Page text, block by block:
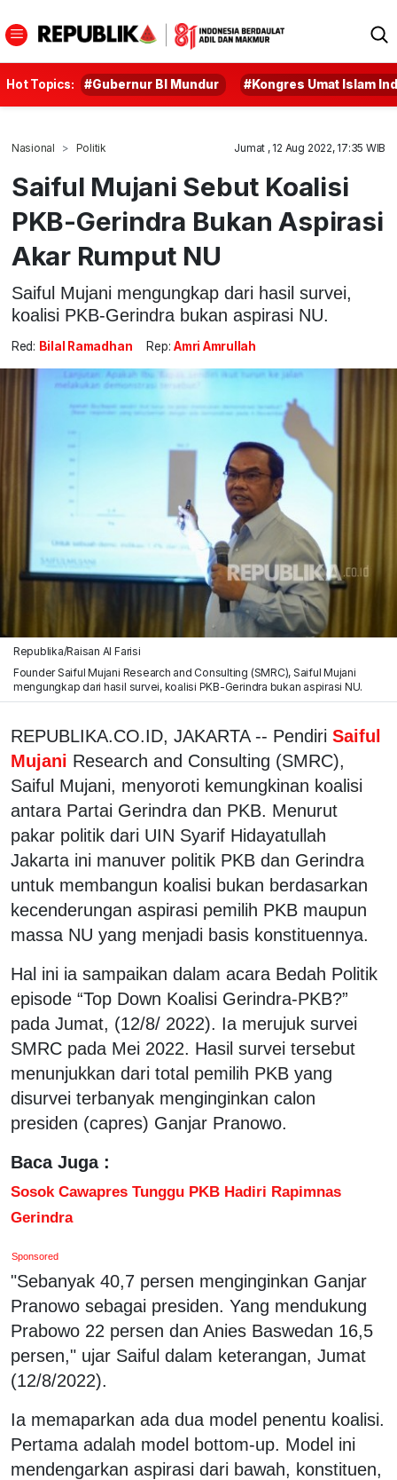
Hot Topics: #Gubernur BI Mundur #Kongres Umat Islam
Nasional Politik Jumat , 12 Aug 2022, 17:35 WIB
Saiful Mujani Sebut Koalisi
PKB-Gerindra Bukan Aspirasi
Akar Rumput NU
Saiful Mujani mengungkap dari hasil survei,
koalisi PKB-Gerindra bukan aspirasi NU.
Red: Bilal Ramadhan Rep: Amri Amrullah
Republika/Raisan Al Farisi
Founder Saiful Mujani Research and Consulting (SMRC), Saiful Mujani
mengungkap dari hasil survei, koalisi PKB-Gerindra bukan aspirasi NU.
REPUBLIKA.CO.ID, JAKARTA -- Pendiri Saiful
Mujani Research and Consulting (SMRC),
Saiful Mujani, menyoroti kemungkinan koalisi
antara Partai Gerindra dan PKB. Menurut
pakar politik dari UIN Syarif Hidayatullah
Jakarta ini manuver politik PKB dan Gerindra
untuk membangun koalisi bukan berdasarkan
kecenderungan aspirasi pemilih PKB maupun
massa NU yang menjadi basis konstituennya.
Hal ini ia sampaikan dalam acara Bedah Politik
episode “Top Down Koalisi Gerindra-PKB?”
pada Jumat, (12/8/ 2022). Ia merujuk survei
SMRC pada Mei 2022. Hasil survei tersebut
menunjukkan dari total pemilih PKB yang
disurvei terbanyak menginginkan calon
presiden (capres) Ganjar Pranowo.
Baca Juga :
Sosok Cawapres Tunggu PKB Hadiri Rapimnas
Gerindra
Sponsored
"Sebanyak 40,7 persen menginginkan Ganjar
Pranowo sebagai presiden. Yang mendukung
Prabowo 22 persen dan Anies Baswedan 16,5
persen," ujar Saiful dalam keterangan, Jumat
(12/8/2022).
Ia memaparkan ada dua model penentu koalisi.
Pertama adalah model bottom-up. Model ini
mendengarkan aspirasi dari bawah, konstituen,